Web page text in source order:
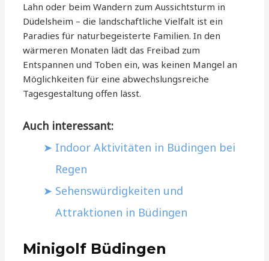
Lahn oder beim Wandern zum Aussichtsturm in
Düdelsheim – die landschaftliche Vielfalt ist ein
Paradies für naturbegeisterte Familien. In den
wärmeren Monaten lädt das Freibad zum
Entspannen und Toben ein, was keinen Mangel an
Möglichkeiten für eine abwechslungsreiche
Tagesgestaltung offen lässt.
Auch interessant:
Indoor Aktivitäten in Büdingen bei
Regen
Sehenswürdigkeiten und
Attraktionen in Büdingen
Minigolf Büdingen